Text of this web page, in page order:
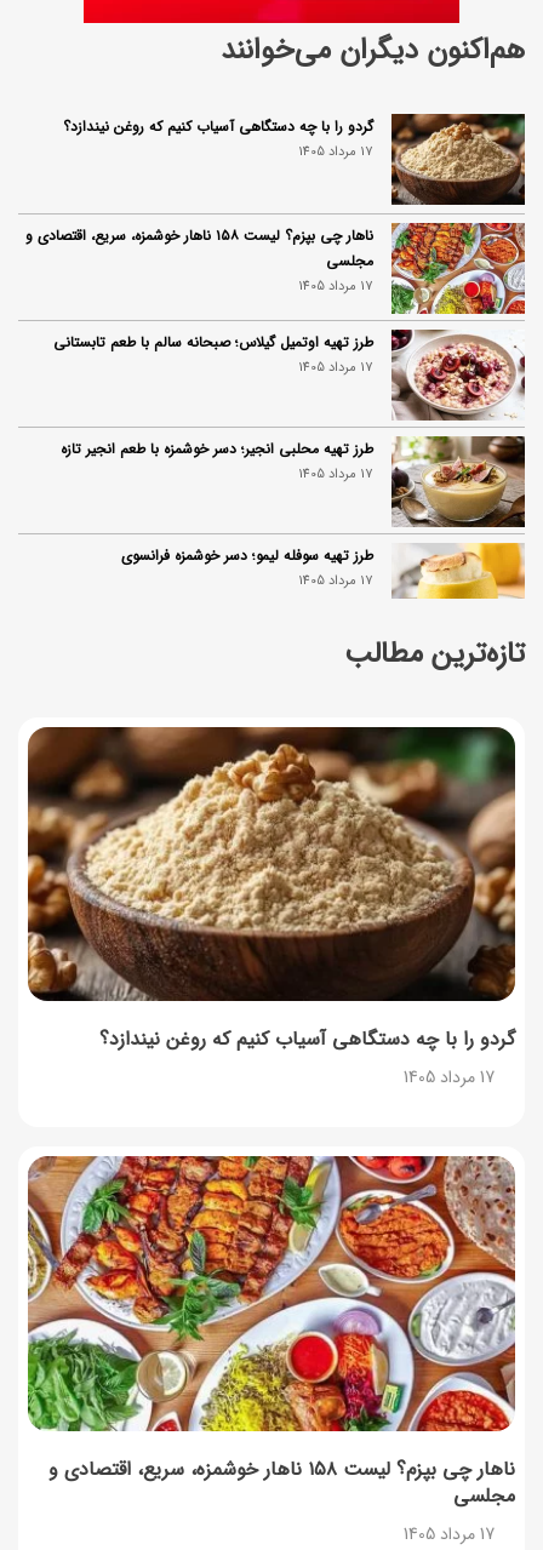
تازه‌ترین مطالب
گردو را با چه دستگاهی آسیاب کنیم که روغن نیندازد؟
17 مرداد 1405
ناهار چی بپزم؟ لیست ۱۵۸ ناهار خوشمزه، سریع، اقتصادی و
مجلسی
17 مرداد 1405
هم‌اکنون دیگران می‌خوانند
گردو را با چه دستگاهی آسیاب کنیم که روغن نیندازد؟
17 مرداد 1405
ناهار چی بپزم؟ لیست ۱۵۸ ناهار خوشمزه، سریع، اقتصادی و
مجلسی
17 مرداد 1405
طرز تهیه اوتمیل گیلاس؛ صبحانه سالم با طعم تابستانی
17 مرداد 1405
طرز تهیه محلبی انجیر؛ دسر خوشمزه با طعم انجیر تازه
17 مرداد 1405
طرز تهیه سوفله لیمو؛ دسر خوشمزه فرانسوی
17 مرداد 1405
چرا موجودی کالابرگ کم شده؟ (راهنمای پیگیری + رفع
ساخت فیلم سینمایی «Game of Thrones» رسماً تأیید شد
17 مرداد 1405
آموزش گام به گام برنامه شمیم کالابرگ
17 مرداد 1405
لیست شهرهای فعال اُکالا
17 مرداد 1405
راهنمای اعتراض به کالابرگ مرداد ۱۴۰۵ + شماره پشتیبانی
17 مرداد 1405
نحوه دریافت رمز خرید کالابرگ برای خرید آنلاین (رمز
یکبارمصرف کالابرگ)
17 مرداد 1405